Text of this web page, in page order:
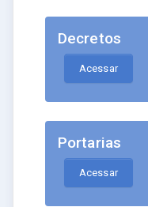
Decretos
Acessar
Portarias
Acessar